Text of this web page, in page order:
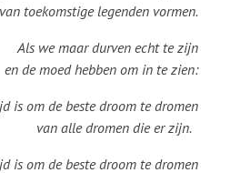
toekomstige legenden vormen.
Als we maar durven echt te zijn
en de moed hebben om in te zien:
is om de beste droom te dromen
van alle dromen die er zijn.
is om de beste droom te dromen